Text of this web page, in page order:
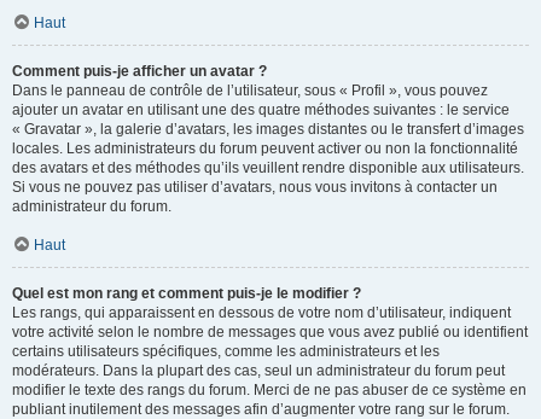
Haut
Comment puis-je afficher un avatar ?
Dans le panneau de contrôle de l’utilisateur, sous « Profil », vous pouvez
ajouter un avatar en utilisant une des quatre méthodes suivantes : le service
« Gravatar », la galerie d’avatars, les images distantes ou le transfert d’images
locales. Les administrateurs du forum peuvent activer ou non la fonctionnalité
des avatars et des méthodes qu’ils veuillent rendre disponible aux utilisateurs.
Si vous ne pouvez pas utiliser d’avatars, nous vous invitons à contacter un
administrateur du forum.
Haut
Quel est mon rang et comment puis-je le modifier ?
Les rangs, qui apparaissent en dessous de votre nom d’utilisateur, indiquent
votre activité selon le nombre de messages que vous avez publié ou identifient
certains utilisateurs spécifiques, comme les administrateurs et les
modérateurs. Dans la plupart des cas, seul un administrateur du forum peut
modifier le texte des rangs du forum. Merci de ne pas abuser de ce système en
publiant inutilement des messages afin d’augmenter votre rang sur le forum.